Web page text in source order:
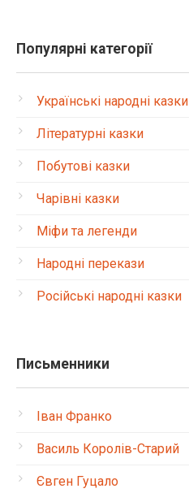
Популярні категорії
Українські народні казки
Літературні казки
Побутові казки
Чарівні казки
Міфи та легенди
Народні перекази
Російські народні казки
Письменники
Іван Франко
Василь Королів-Старий
Євген Гуцало